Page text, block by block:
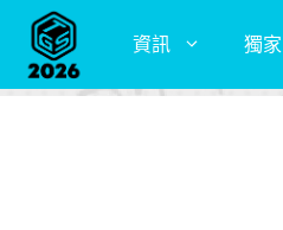
資訊 獨家